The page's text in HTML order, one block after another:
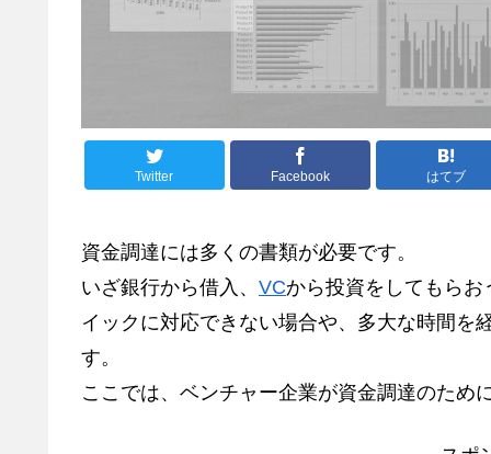
Twitter Facebook はてブ
資金調達には多くの書類が必要です。
いざ銀行から借入、 VCから投資をしてもら
イックに対応できない場合や、多大な時間を
す。
ここでは、ベンチャー企業が資金調達のため